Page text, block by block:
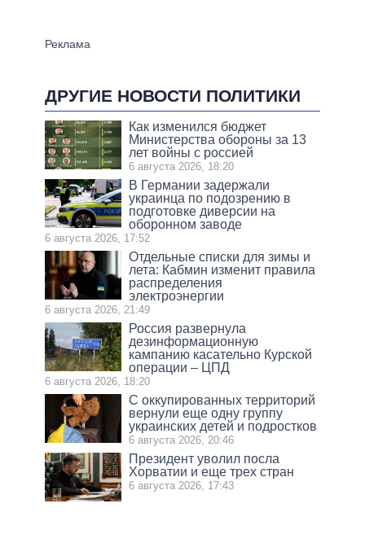
ДРУГИЕ НОВОСТИ ПОЛИТИКИ
Как изменился бюджет
Министерства обороны за 13
лет войны с россией
6 августа 2026, 18:20
В Германии задержали
украинца по подозрению в
подготовке диверсии на
оборонном заводе
6 августа 2026, 17:52
Отдельные списки для зимы и
лета: Кабмин изменит правила
распределения
электроэнергии
6 августа 2026, 21:49
Россия развернула
дезинформационную
кампанию касательно Курской
операции – ЦПД
6 августа 2026, 18:20
С оккупированных территорий
вернули еще одну группу
украинских детей и подростков
6 августа 2026, 20:46
Президент уволил посла
Хорватии и еще трех стран
6 августа 2026, 17:43